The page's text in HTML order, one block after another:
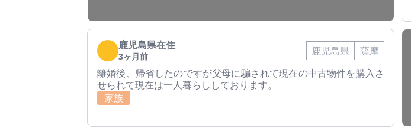
鹿児島県在住
3ヶ月前 鹿児島県
薩摩
離婚後、帰省したのですが父母に騙されて現在の中古物件を購入さ
せられて現在は一人暮らししております。
家族